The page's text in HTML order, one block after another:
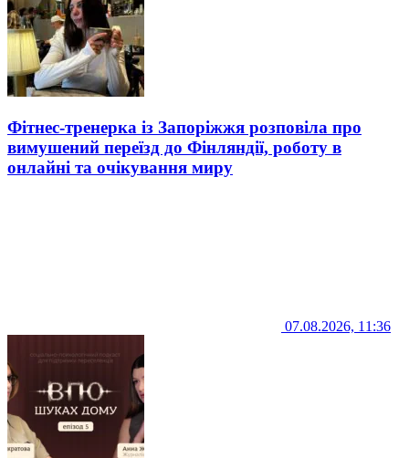
Фітнес-тренерка із Запоріжжя розповіла про
вимушений переїзд до Фінляндії, роботу в
онлайні та очікування миру
07.08.2026, 11:36